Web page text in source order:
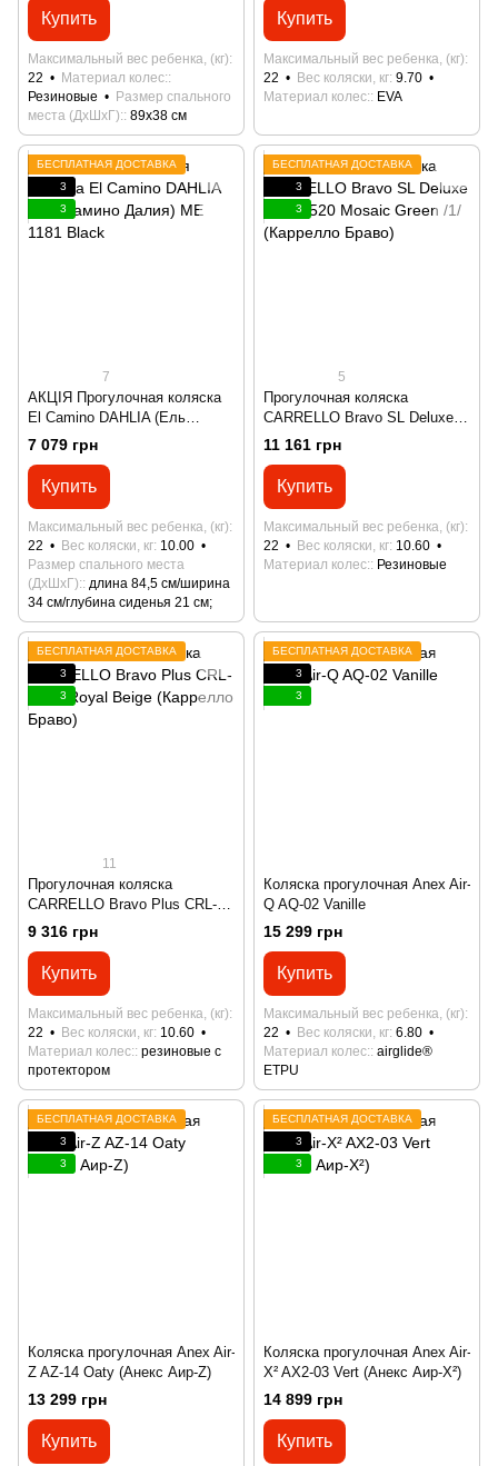
Купить
Максимальный вес ребенка, (кг)
22
Материал колес:
Резиновые
Размер спального
места (ДхШхГ): 89х38 см
Купить
Максимальный вес ребенка, (кг)
22
Вес коляски, кг 9.70
Материал колес: EVA
БЕСПЛАТНАЯ ДОСТАВКА
3
3
7
АКЦІЯ Прогулочная коляска
El Camino DAHLIA (Ель
Камино Далия) ME 1181 Black
7 079 грн
Купить
Максимальный вес ребенка, (кг)
22
Вес коляски, кг 10.00
Размер спального места
(ДхШхГ): длина 84,5 см/ширина
34 см/глубина сиденья 21 см;
БЕСПЛАТНАЯ ДОСТАВКА
3
3
5
Прогулочная коляска
CARRELLO Bravo SL Deluxe
CRL-5520 Mosaic Green /1/
(Каррелло Браво)
11 161 грн
Купить
Максимальный вес ребенка, (кг)
22
Вес коляски, кг 10.60
Материал колес: Резиновые
БЕСПЛАТНАЯ ДОСТАВКА
3
3
11
Прогулочная коляска
CARRELLO Bravo Plus CRL-
5515 Royal Beige (Каррелло
9 316 грн
Купить
Максимальный вес ребенка, (кг)
22
Вес коляски, кг 10.60
Материал колес: резиновые с
протектором
БЕСПЛАТНАЯ ДОСТАВКА
3
3
Коляска прогулочная Anex Air-
Q AQ-02 Vanille
15 299 грн
Купить
Максимальный вес ребенка, (кг)
22
Вес коляски, кг 6.80
Материал колес: airglide®
ETPU
БЕСПЛАТНАЯ ДОСТАВКА
3
3
Коляска прогулочная Anex Air-
Z AZ-14 Oaty (Анекс Аир-Z)
13 299 грн
Купить
БЕСПЛАТНАЯ ДОСТАВКА
3
3
Коляска прогулочная Anex Air-
X² AX2-03 Vert (Анекс Аир-X²)
14 899 грн
Купить